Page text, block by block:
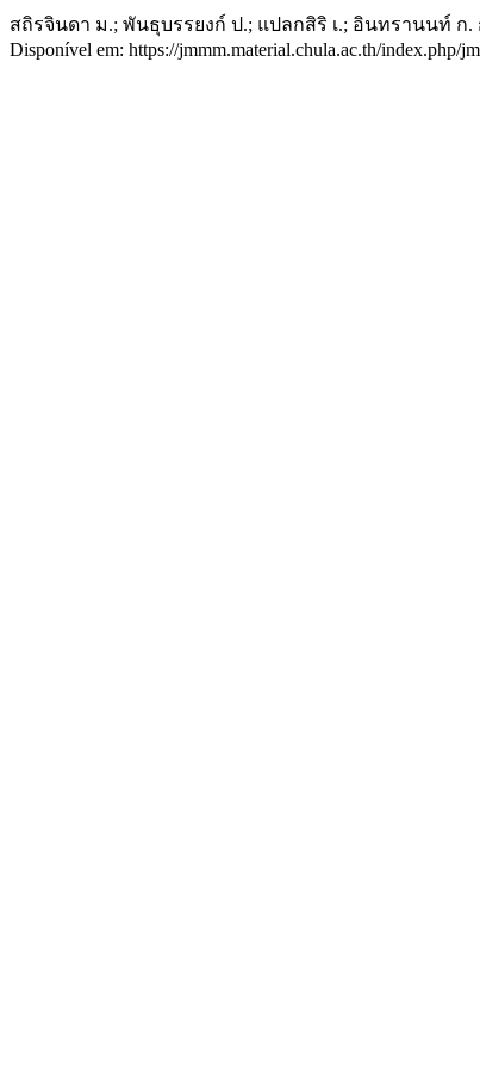
สถิรจินดา ม.; พันธุบรรยงก์ ป.; แปลกสิริ เ.; อินทรานนท์ ก
Disponível em: https://jmmm.material.chula.ac.th/index.php/